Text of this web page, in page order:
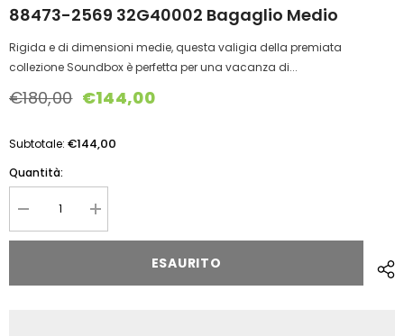
88473-2569 32G40002 Bagaglio Medio
Rigida e di dimensioni medie, questa valigia della premiata
collezione Soundbox è perfetta per una vacanza di...
€180,00 €144,00
Subtotale: €144,00
Quantità:
Diminuire
la
quantità
Tourister
Aumentare
la
quantità
Tourister
ESAURITO